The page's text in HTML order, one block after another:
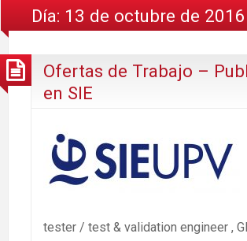
Día: 13 de octubre de 2016
Ofertas de Trabajo –
en SIE
tester / test & validation engineer ,